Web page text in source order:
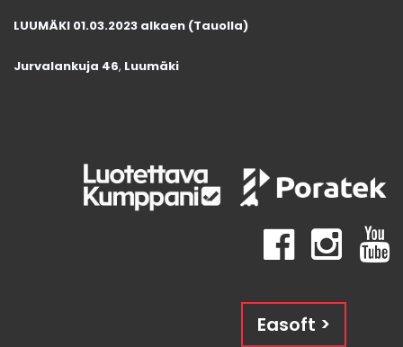
LUUMÄKI 01.03.2023 alkaen (Tauolla)
Jurvalankuja 46, Luumäki
Easoft >